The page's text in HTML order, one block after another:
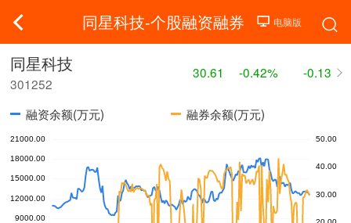
同星科技-个股融资融券
同星科技
301252
30.61 -0.42% -0.13
融资余额(万元) 融券余额(万元)